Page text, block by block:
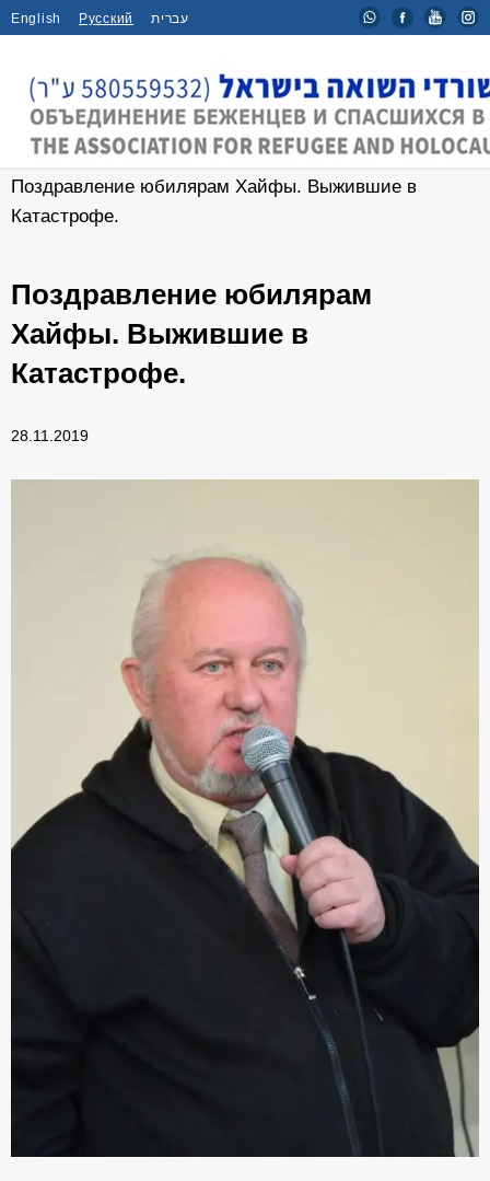
English Русский עברית
Главная / Новости /
Поздравление юбилярам Хайфы. Выжившие в
Катастрофе.
Поздравление юбилярам
Хайфы. Выжившие в
Катастрофе.
28.11.2019